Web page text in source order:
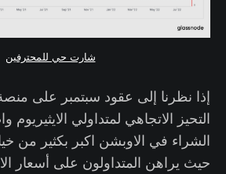
شارت حي للمحترفين
التحيز الاتجاهي لمتداولي
الشراء في الاوبشن اكبر بكثير من
حيث يراهن المتداولون على أسعار